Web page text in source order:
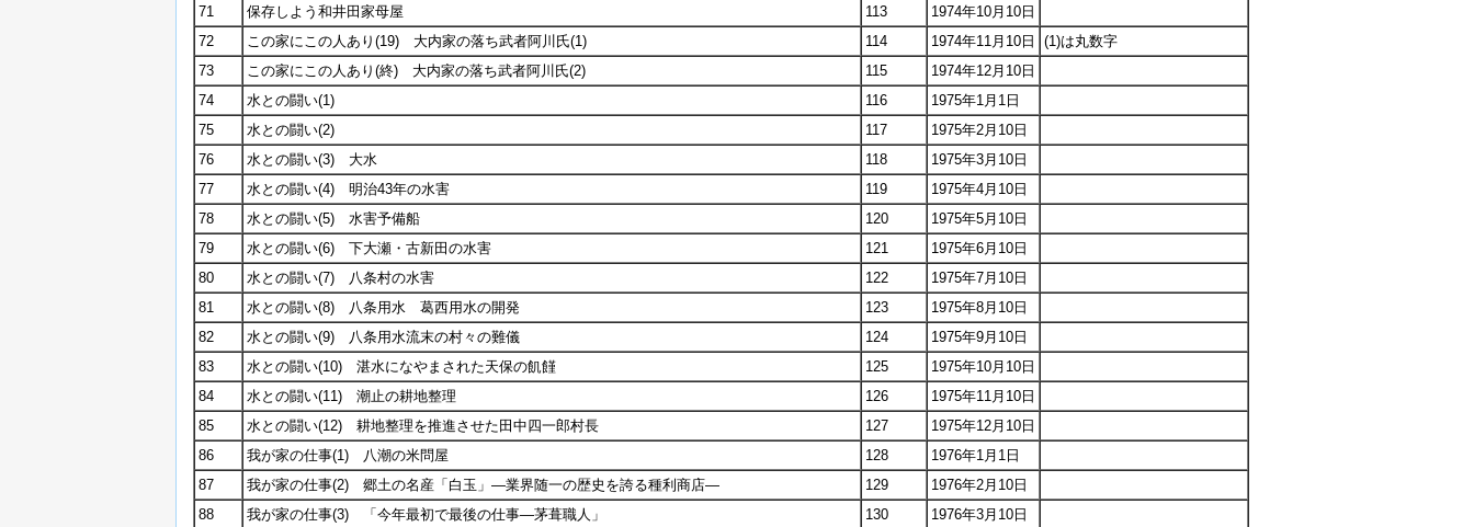
71
保存しよう和井田家母屋 113
1974年10月10日
72
この家にこの人あり(19) 大内家の落ち武者阿川氏(1) 114 1974年11月10日
(1)は丸数字
73
この家にこの人あり(終) 大内家の落ち武者阿川氏(2) 115
1974年12月10日
74
水との闘い(1) 116
1975年1月1日
75
水との闘い(2) 117
1975年2月10日
76
水との闘い(3) 大水 118
1975年3月10日
77
水との闘い(4) 明治43年の水害 119
1975年4月10日
78
水との闘い(5) 水害予備船 120
1975年5月10日
79
水との闘い(6) 下大瀬・古新田の水害 121
1975年6月10日
80
水との闘い(7) 八条村の水害 122
1975年7月10日
81
水との闘い(8) 八条用水 葛西用水の開発 123
1975年8月10日
82
水との闘い(9) 八条用水流末の村々の難儀 124
1975年9月10日
83
水との闘い(10) 湛水になやまされた天保の飢饉 125
1975年10月10日
84
水との闘い(11) 潮止の耕地整理 126
1975年11月10日
85
水との闘い(12) 耕地整理を推進させた田中四一郎村長 127
1975年12月10日
86
我が家の仕事(1) 八潮の米問屋 128
1976年1月1日
87
我が家の仕事(2) 郷土の名産「白玉」―業界随一の歴史を誇る種利商店― 129
1976年2月10日
88
我が家の仕事(3) 「今年最初で最後の仕事―茅葺職人」 130
1976年3月10日